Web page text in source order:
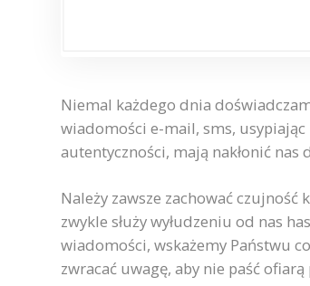
Niemal każdego dnia
wiadomości e-mail, sms,
autentyczności, mają nakłonić
Należy zawsze zachować
zwykle służy wyłudzeniu od nas
wiadomości, wskażemy Państwu
zwracać uwagę, aby nie paść